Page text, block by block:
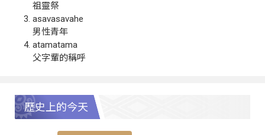
祖靈祭
asavasavahe
男性青年
atamatama
父字輩的稱呼
歷史上的今天